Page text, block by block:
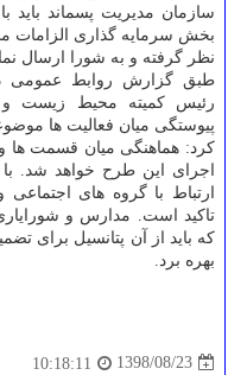
سازمان مدیریت پسماند باید
بخش سرمایه گذاری الزامات
نظر گرفته و به شورا ارسال
طبق گزارش روابط عمومی
رئیس كمیته محیط زیست و
پیوستگی میان فعالیت ها
كرد: هماهنگی میان قسمت
اجرای این طرح خواهد شد.
ارتباط با گروه های
تاكید است. مدارس و
كه باید از آن پتانسیل برای
بهره برد.
1398/08/23
10:18:11